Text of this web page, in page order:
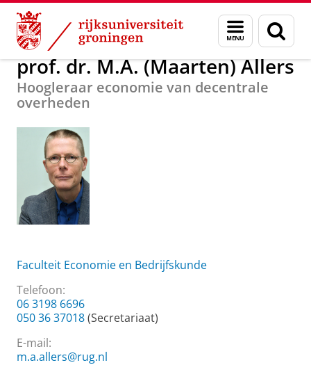
Skip
Content
Skip
Navigation
Menu
en
zoeken
Over ons prof. dr. M.A. (Maarten) Allers
prof. dr. M.A. (Maarten) Allers
Hoogleraar economie van decentrale
overheden
Faculteit Economie en Bedrijfskunde
Telefoon:
06 3198 6696
050 36 37018(Secretariaat)
E-mail:
m.a.allers@rug.nl